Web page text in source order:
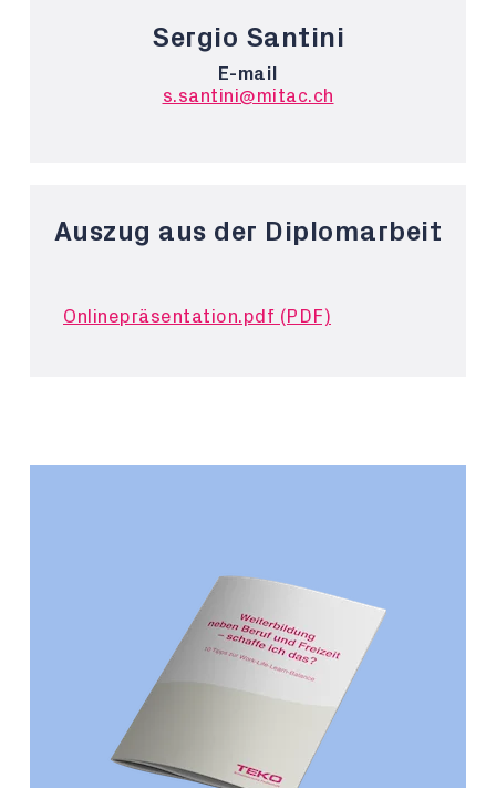
Sergio Santini
E-mail
s.santini@mitac.ch
Auszug aus der Diplomarbeit
Onlinepräsentation.pdf (PDF)